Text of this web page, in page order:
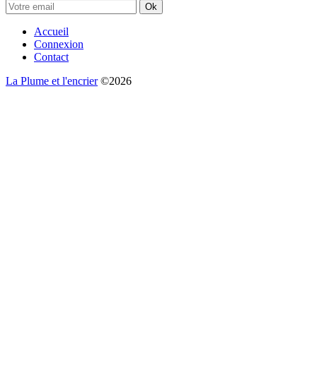
Ok
Accueil
Connexion
Contact
La Plume et l'encrier©2026